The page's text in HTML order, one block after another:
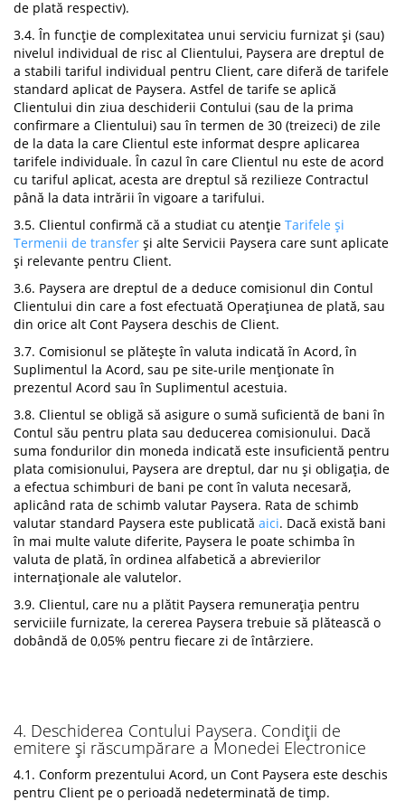
de plată respectiv).
3.4. În funcție de complexitatea unui serviciu furnizat și (sau)
nivelul individual de risc al Clientului, Paysera are dreptul de
a stabili tariful individual pentru Client, care diferă de tarifele
standard aplicat de Paysera. Astfel de tarife se aplică
Clientului din ziua deschiderii Contului (sau de la prima
confirmare a Clientului) sau în termen de 30 (treizeci) de zile
de la data la care Clientul este informat despre aplicarea
tarifele individuale. În cazul în care Clientul nu este de acord
cu tariful aplicat, acesta are dreptul să rezilieze Contractul
până la data intrării în vigoare a tarifului.
3.5. Clientul confirmă că a studiat cu atenție Tarifele și
Termenii de transfer și alte Servicii Paysera care sunt aplicate
și relevante pentru Client.
3.6. Paysera are dreptul de a deduce comisionul din Contul
Clientului din care a fost efectuată Operațiunea de plată, sau
din orice alt Cont Paysera deschis de Client.
3.7. Comisionul se plătește în valuta indicată în Acord, în
Suplimentul la Acord, sau pe site-urile menționate în
prezentul Acord sau în Suplimentul acestuia.
3.8. Clientul se obligă să asigure o sumă suficientă de bani în
Contul său pentru plata sau deducerea comisionului. Dacă
suma fondurilor din moneda indicată este insuficientă pentru
plata comisionului, Paysera are dreptul, dar nu și obligația, de
a efectua schimburi de bani pe cont în valuta necesară,
aplicând rata de schimb valutar Paysera. Rata de schimb
valutar standard Paysera este publicată aici. Dacă există bani
în mai multe valute diferite, Paysera le poate schimba în
valuta de plată, în ordinea alfabetică a abrevierilor
internaționale ale valutelor.
3.9. Clientul, care nu a plătit Paysera remunerația pentru
serviciile furnizate, la cererea Paysera trebuie să plătească o
dobândă de 0,05% pentru fiecare zi de întârziere.
4. Deschiderea Contului Paysera. Condiții de
emitere și răscumpărare a Monedei Electronice
4.1. Conform prezentului Acord, un Cont Paysera este deschis
pentru Client pe o perioadă nedeterminată de timp.